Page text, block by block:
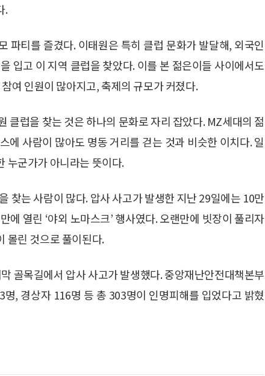
.
파티를 즐겼다. 이태원은 특히 클럽 문화가 발달해, 외국인
입고 이 지역 클럽을 찾았다. 이를 본 젊은이들 사이에서도
여 인원이 많아지고, 축제의 규모가 커졌다.
클럽을 찾는 것은 하나의 문화로 자리 잡았다. MZ세대의 젊
에 사람이 많아도 명동 거리를 걷는 것과 비슷한 이치다. 일
누군가가 아니라는 뜻이다.
찾는 사람이 많다. 압사 사고가 발생한 지난 29일에는 10만
에 열린 ‘야외 노마스크’ 행사였다. 오랜만에 빗장이 풀리자
몰린 것으로 풀이된다.
골목길에서 압사 사고가 발생했다. 중앙재난안전대책본부
, 경상자 116명 등 총 303명이 인명피해를 입었다고 밝혔